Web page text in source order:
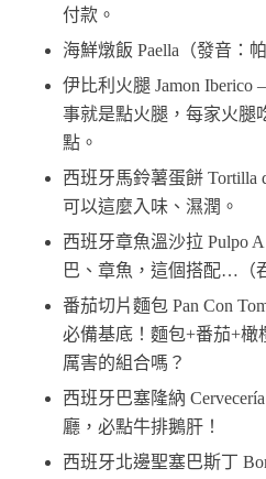
付款。
海鮮燉飯 Paella（發音：帕
伊比利火腿 Jamon Iberico
事就是點火腿，每家火腿
點。
西班牙馬鈴薯蛋餅 Tortilla
可以這麼入味、濕潤。
西班牙章魚溫沙拉 Pulpo
巴、章魚，這個搭配…（
番茄切片麵包 Pan Con
必備基底！麵包+番茄+橄
厲害的組合嗎？
西班牙巴塞隆納
廳，必點牛排鵝肝！
西班牙北邊聖塞巴斯丁